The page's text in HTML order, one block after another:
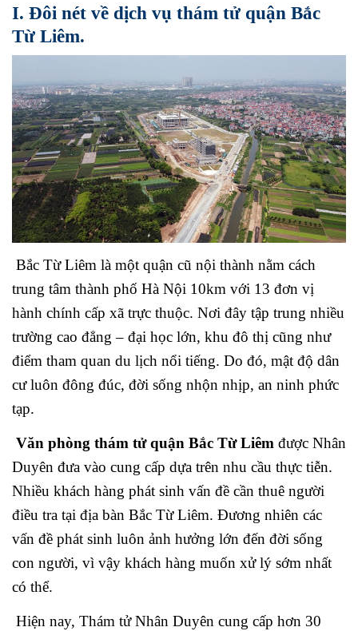
I. Đôi nét về dịch vụ thám tử quận Bắc
Từ Liêm.
Bắc Từ Liêm là một quận cũ nội thành nằm cách
trung tâm thành phố Hà Nội 10km với 13 đơn vị
hành chính cấp xã trực thuộc. Nơi đây tập trung nhiều
trường cao đẳng – đại học lớn, khu đô thị cũng như
điểm tham quan du lịch nổi tiếng. Do đó, mật độ dân
cư luôn đông đúc, đời sống nhộn nhịp, an ninh phức
tạp.
Văn phòng thám tử quận Bắc Từ Liêm được Nhân
Duyên đưa vào cung cấp dựa trên nhu cầu thực tiễn.
Nhiều khách hàng phát sinh vấn đề cần thuê người
điều tra tại địa bàn Bắc Từ Liêm. Đương nhiên các
vấn đề phát sinh luôn ảnh hưởng lớn đến đời sống
con người, vì vậy khách hàng muốn xử lý sớm nhất
có thể.
Hiện nay, Thám tử Nhân Duyên cung cấp hơn 30